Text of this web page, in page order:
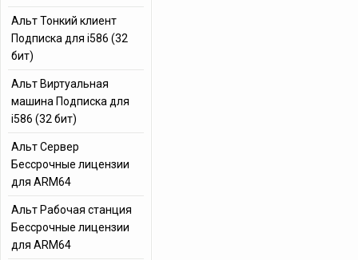
Альт Тонкий клиент
Подписка для i586 (32
бит)
Альт Виртуальная
машина Подписка для
i586 (32 бит)
Альт Сервер
Бессрочные лицензии
для ARM64
Альт Рабочая станция
Бессрочные лицензии
для ARM64